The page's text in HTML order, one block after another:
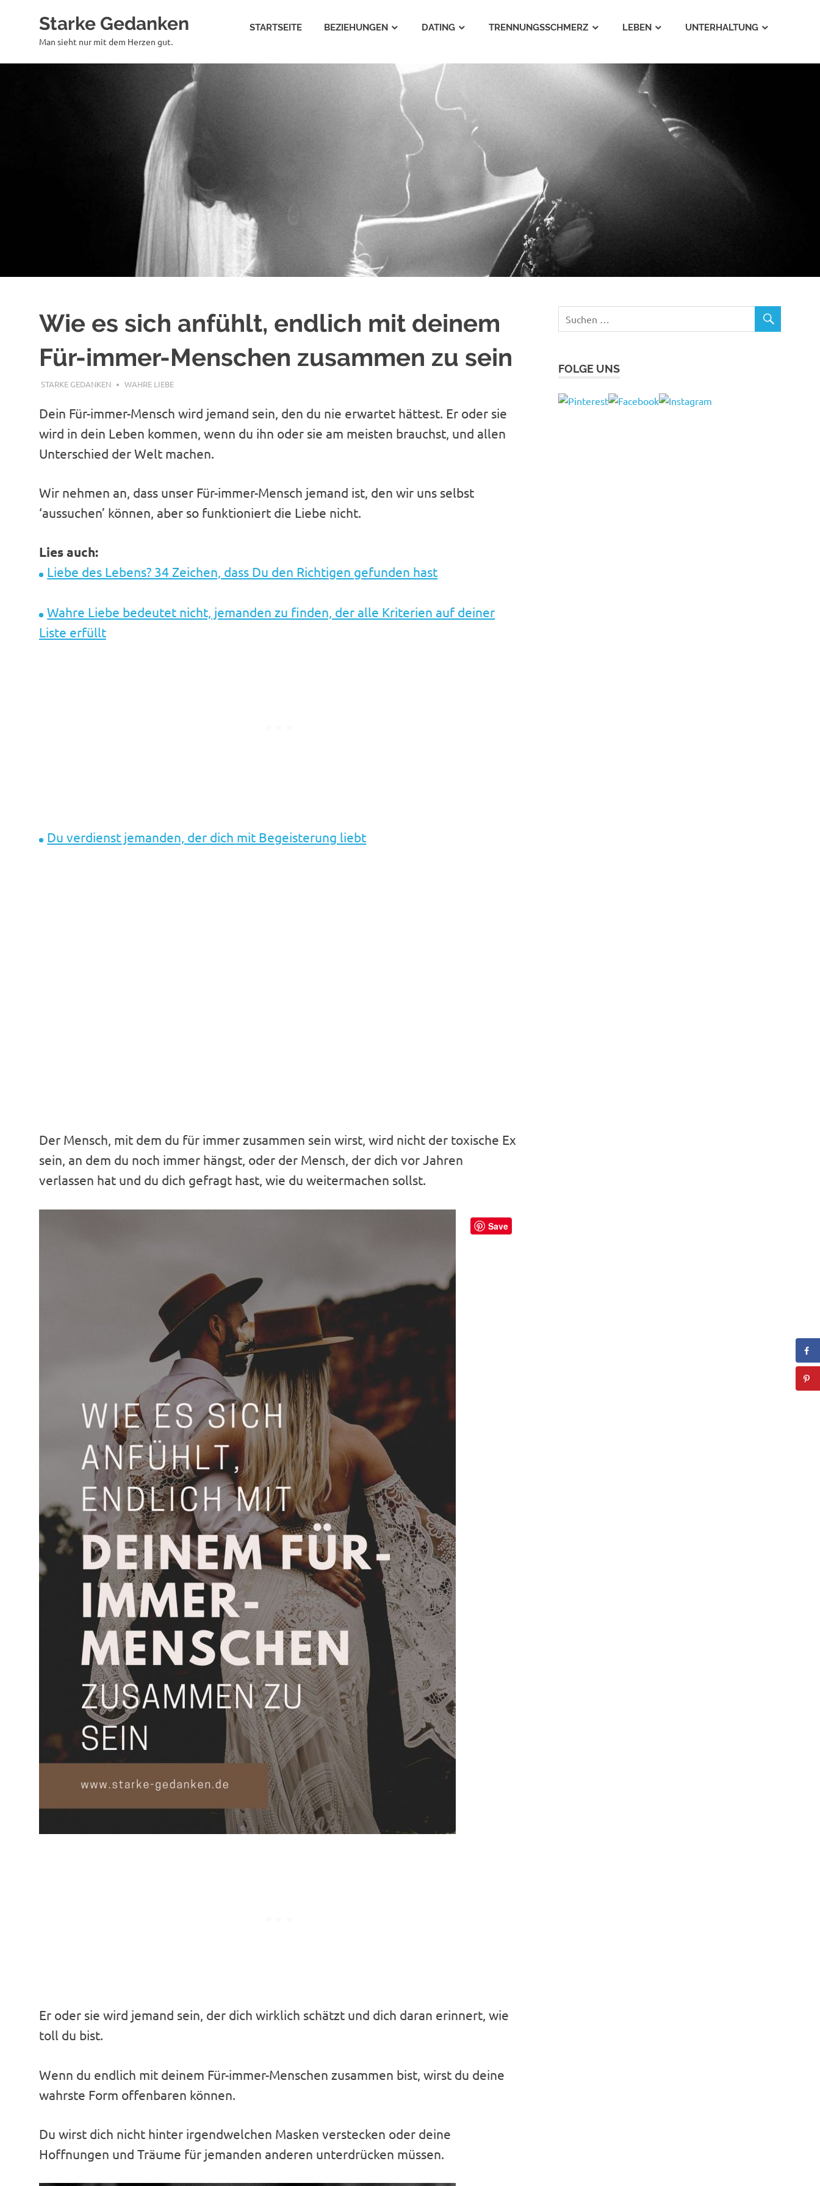
Starke Gedanken
Man sieht nur mit dem Herzen gut.
STARTSEITE BEZIEHUNGEN DATING TRENNUNGSSCHMERZ LEBEN UNTERHALTUNG
Wie es sich anfühlt, endlich mit deinem
Für-immer-Menschen zusammen zu sein
AUGUST 28, 2020
STARKE GEDANKEN WAHRE LIEBE
Dein Für-immer-Mensch wird jemand sein, den du nie erwartet hättest. Er oder sie
wird in dein Leben kommen, wenn du ihn oder sie am meisten brauchst, und allen
Unterschied der Welt machen.
Wir nehmen an, dass unser Für-immer-Mensch jemand ist, den wir uns selbst
‘aussuchen’ können, aber so funktioniert die Liebe nicht.
Lies auch:
Liebe des Lebens? 34 Zeichen, dass Du den Richtigen gefunden hast
Wahre Liebe bedeutet nicht, jemanden zu finden, der alle Kriterien auf deiner
Liste erfüllt
Du verdienst jemanden, der dich mit Begeisterung liebt
Der Mensch, mit dem du für immer zusammen sein wirst, wird nicht der toxische Ex
sein, an dem du noch immer hängst, oder der Mensch, der dich vor Jahren
verlassen hat und du dich gefragt hast, wie du weitermachen sollst.
Save
Er oder sie wird jemand sein, der dich wirklich schätzt und dich daran erinnert, wie
toll du bist.
Wenn du endlich mit deinem Für-immer-Menschen zusammen bist, wirst du deine
wahrste Form offenbaren können.
Du wirst dich nicht hinter irgendwelchen Masken verstecken oder deine
Hoffnungen und Träume für jemanden anderen unterdrücken müssen.
FOLGE UNS